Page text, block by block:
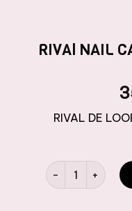
RIVAl NAIL
RIVAL DE
quantité de RIVAl